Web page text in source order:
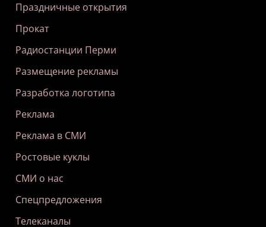
Праздничные открытия
Прокат
Радиостанции Перми
Размещение рекламы
Разработка логотипа
Реклама
Реклама в СМИ
Ростовые куклы
СМИ о нас
Спецпредложения
Телеканалы